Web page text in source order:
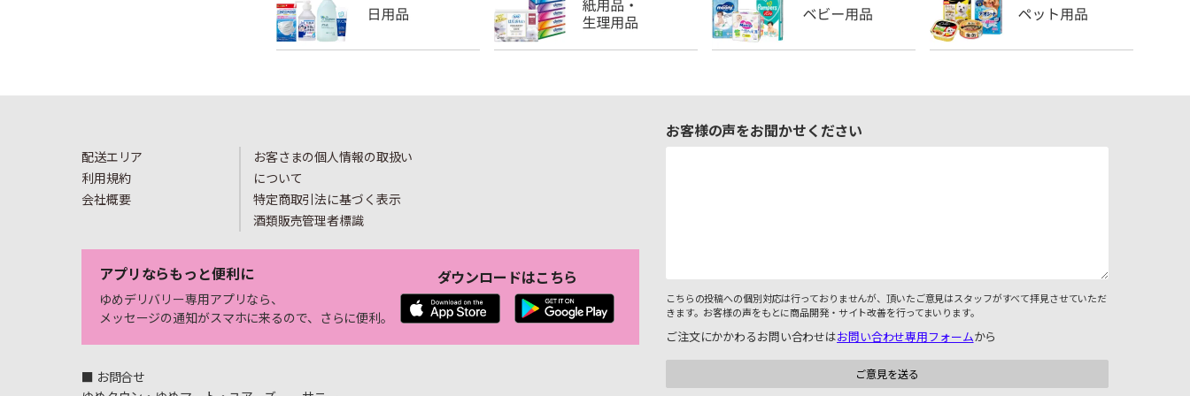
配送エリア
利用規約
会社概要
お客さまの個人情報の取扱い
について
特定商取引法に基づく表示
酒類販売管理者標識
アプリならもっと便利に
ゆめデリバリー専用アプリなら、
メッセージの通知がスマホに来るので、さらに便利。
ダウンロードはこちら
■ お問合せ
お客様の声をお聞かせください
こちらの投稿への個別対応は行っておりませんが、頂いたご意見はスタッフがすべて拝見させていただ
きます。お客様の声をもとに商品開発・サイト改善を行ってまいります。
ご注文にかかわるお問い合わせはお問い合わせ専用フォームから